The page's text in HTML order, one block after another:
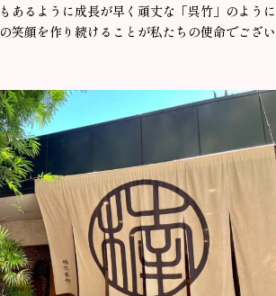
あるように成長が早く頑丈な「呉竹」のように
笑顔を作り続けることが私たちの使命でござい